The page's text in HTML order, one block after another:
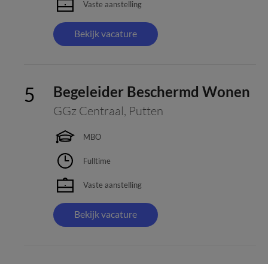
Vaste aanstelling
Bekijk vacature
Begeleider Beschermd Wonen
GGz Centraal, Putten
MBO
Fulltime
Vaste aanstelling
Bekijk vacature